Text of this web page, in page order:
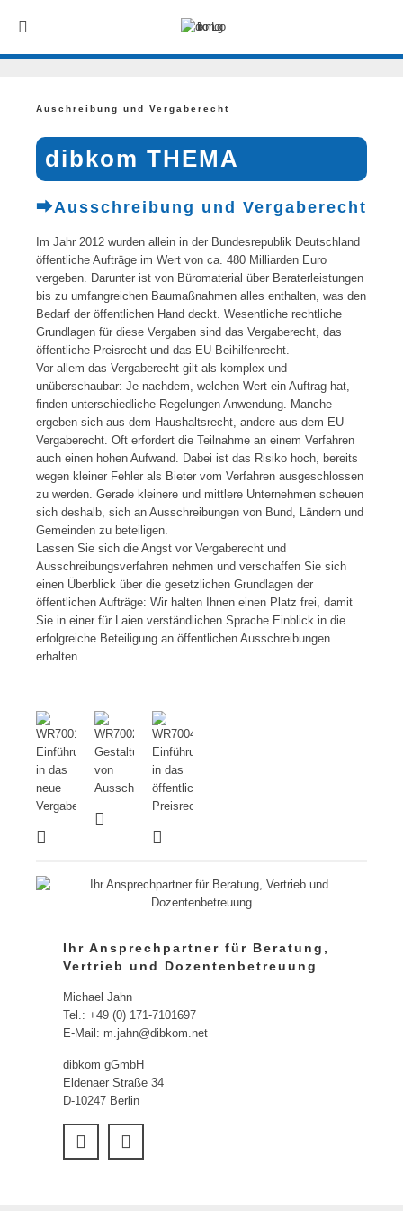
Auschreibung und Vergaberecht
dibkom THEMA
⮕Ausschreibung und Vergaberecht
Im Jahr 2012 wurden allein in der Bundesrepublik Deutschland
öffentliche Aufträge im Wert von ca. 480 Milliarden Euro
vergeben. Darunter ist von Büromaterial über Beraterleistungen
bis zu umfangreichen Baumaßnahmen alles enthalten, was den
Bedarf der öffentlichen Hand deckt. Wesentliche rechtliche
Grundlagen für diese Vergaben sind das Vergaberecht, das
öffentliche Preisrecht und das EU-Beihilfenrecht.
Vor allem das Vergaberecht gilt als komplex und
unüberschaubar: Je nachdem, welchen Wert ein Auftrag hat,
finden unterschiedliche Regelungen Anwendung. Manche
ergeben sich aus dem Haushaltsrecht, andere aus dem EU-
Vergaberecht. Oft erfordert die Teilnahme an einem Verfahren
auch einen hohen Aufwand. Dabei ist das Risiko hoch, bereits
wegen kleiner Fehler als Bieter vom Verfahren ausgeschlossen
zu werden. Gerade kleinere und mittlere Unternehmen scheuen
sich deshalb, sich an Ausschreibungen von Bund, Ländern und
Gemeinden zu beteiligen.
Lassen Sie sich die Angst vor Vergaberecht und
Ausschreibungsverfahren nehmen und verschaffen Sie sich
einen Überblick über die gesetzlichen Grundlagen der
öffentlichen Aufträge: Wir halten Ihnen einen Platz frei, damit
Sie in einer für Laien verständlichen Sprache Einblick in die
erfolgreiche Beteiligung an öffentlichen Ausschreibungen
erhalten.
Ihr Ansprechpartner für Beratung,
Vertrieb und Dozentenbetreuung
Michael Jahn
Tel.: +49 (0) 171-7101697
E-Mail: m.jahn@dibkom.net
dibkom gGmbH
Eldenaer Straße 34
D-10247 Berlin